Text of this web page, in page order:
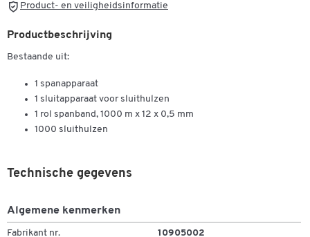
Product- en veiligheidsinformatie
Productbeschrijving
Bestaande uit:
1 spanapparaat
1 sluitapparaat voor sluithulzen
1 rol spanband, 1000 m x 12 x 0,5 mm
1000 sluithulzen
Technische gegevens
Algemene kenmerken
Fabrikant nr. 10905002